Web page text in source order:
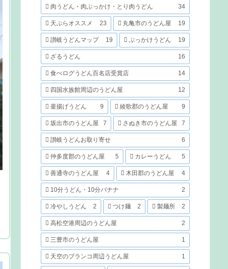
肉うどん・肉ぶっかけ・とり肉うどん 34
天ぷらオススメ 23 丸亀市のうどん屋 19
讃岐うどんマップ 19 ぶっかけうどん 19
ざるうどん 16
食べログうどん百名店受賞店 14
四国水族館周辺のうどん屋 12
釜揚げうどん 9 綾歌郡のうどん屋 9
坂出市のうどん屋 7 さぬき市のうどん屋 7
讃岐うどんお取り寄せ 6
仲多度郡のうどん屋 5 カレーうどん 5
善通寺のうどん屋 4 木田郡のうどん屋 4
10分うどん・10分バナナ 2
冷やしうどん 2 つけ麺 2 製麺所 2
高松空港周辺のうどん屋 2
三豊市のうどん屋 1
天空のブランコ周辺うどん屋 1